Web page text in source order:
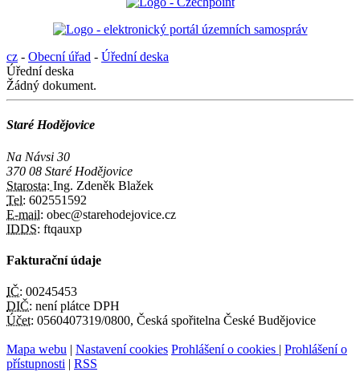
cz - Obecní úřad - Úřední deska
Úřední deska
Žádný dokument.
Staré Hodějovice
Na Návsi 30
370 08 Staré Hodějovice
Starosta: Ing. Zdeněk Blažek
Tel: 602551592
E-mail: obec@starehodejovice.cz
IDDS: ftqauxp
Fakturační údaje
IČ: 00245453
DIČ: není plátce DPH
Účet: 0560407319/0800, Česká spořitelna České Budějovice
Mapa webu | Nastavení cookies Prohlášení o cookies | Prohlášení o
přístupnosti | RSS